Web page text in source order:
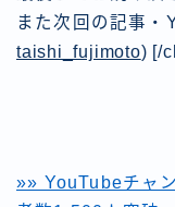
また次回の記事・
taishi_fujimoto) [/
»» YouTubeチャ